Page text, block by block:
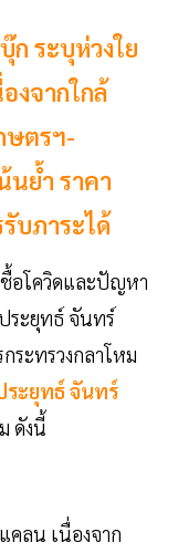
ก ระบุห่วงใย
งจากใกล้
ษตรฯ-
นย้ำ ราคา
บภาระได้
อโควิดและปัญหา
ระยุทธ์ จันทร์
ระทรวงกลาโหม
ระยุทธ์ จันทร์
ดังนี้
คลน เนื่องจาก